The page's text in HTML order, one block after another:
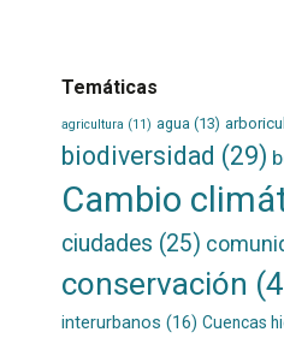
Temáticas
agricultura (11) agua (13)
biodiversidad (29)
Cambio
ciudades (25)
conservación
interurbanos (16) Cuencas